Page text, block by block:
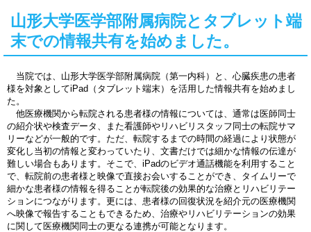
位
置：
山形大学医学部附属病院とタブレット端
末での情報共有を始めました。
当院では、山形大学医学部附属病院（第一内科）と、心臓疾患の患者
様を対象としてiPad（タブレット端末）を活用した情報共有を始めまし
た。
他医療機関から転院される患者様の情報については、通常は医師同士
の紹介状や検査データ、また看護師やリハビリスタッフ同士の転院サマ
リーなどが一般的です。ただ、転院するまでの時間の経過により状態が
変化し当初の情報と変わっていたり、文書だけでは細かな情報の伝達が
難しい場合もあります。そこで、iPadのビデオ通話機能を利用すること
で、転院前の患者様と映像で直接お会いすることができ、タイムリーで
細かな患者様の情報を得ることが転院後の効果的な治療とリハビリテー
ションにつながります。更には、患者様の回復状況を紹介元の医療機関
へ映像で報告することもできるため、治療やリハビリテーションの効果
に関して医療機関同士の更なる連携が可能となります。